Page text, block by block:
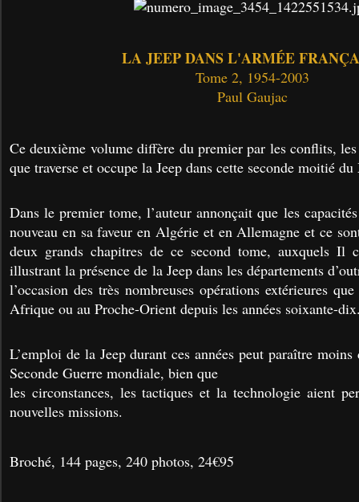
LA JEEP DANS L'ARMÉE
Tome 2, 1954-2003
Paul Gaujac
Ce deuxième volume diffère du premier par les conflits,
que traverse et occupe la Jeep dans cette seconde moitié
Dans le premier tome, l’auteur annonçait que les
nouveau en sa faveur en Algérie et en Allemagne et ce
deux grands chapitres de ce second tome, auxquels Il
illustrant la présence de la Jeep dans les départements
l’occasion des très nombreuses opérations extérieures
Afrique ou au Proche-Orient depuis les années soixante-
L’emploi de la Jeep durant ces années peut paraître
Seconde Guerre mondiale, bien que
les circonstances, les tactiques et la technologie aient
nouvelles missions.
Broché, 144 pages, 240 photos, 24€95